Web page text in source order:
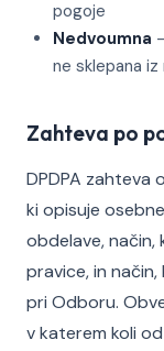
pogoje
Nedvoumna
ne sklepana
Zahteva po
DPDPA zahteva
ki opisuje
obdelave, način,
pravice, in
pri Odboru.
v katerem koli